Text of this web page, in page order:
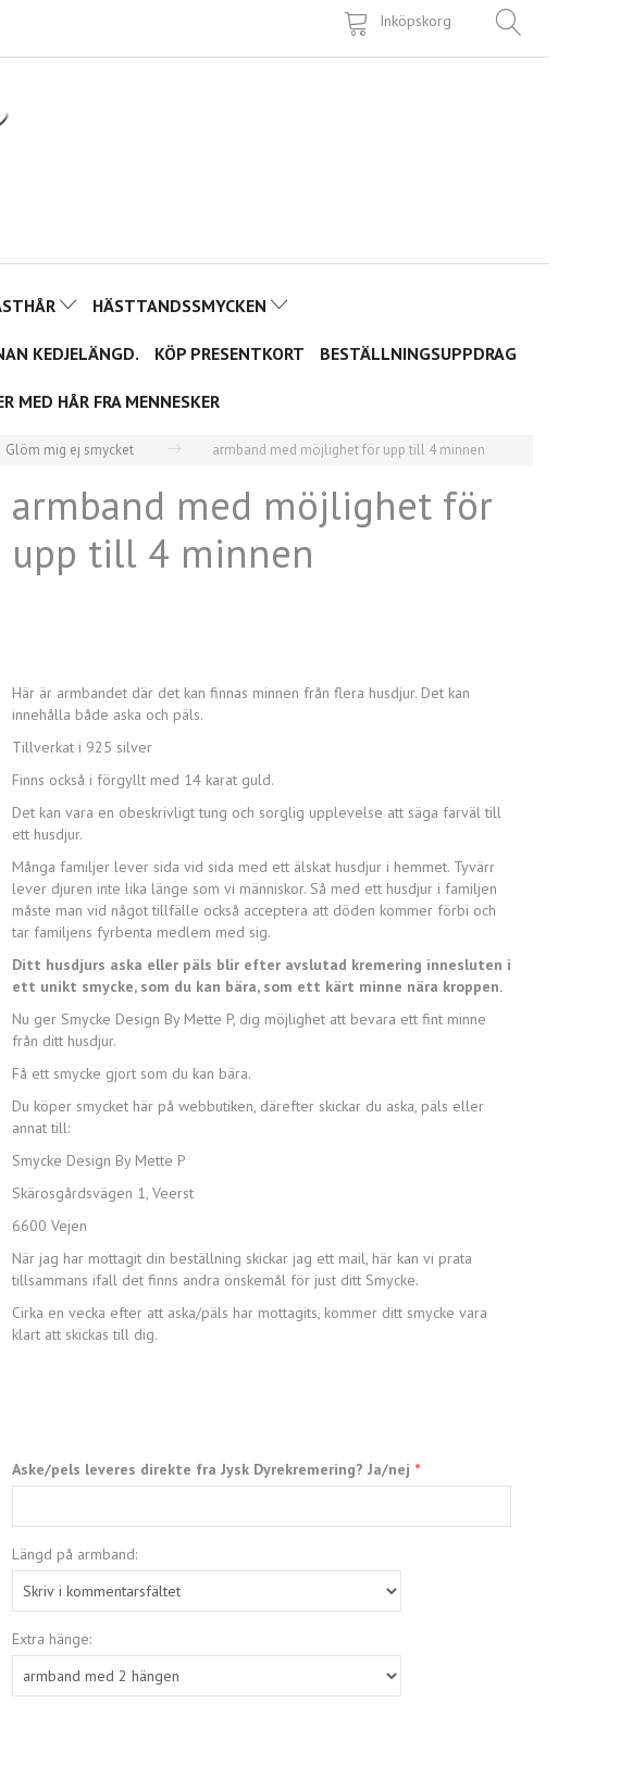
Inköpskorg
HÄSTTANDSSMYCKEN
KEDJELÄNGD. KÖP PRESENTKORT BESTÄLLNINGSUPPDRAG
MED HÅR FRA MENNESKER
Glöm mig ej smycket armband med möjlighet för upp till 4 minnen
armband med möjlighet för
upp till 4 minnen
Här är armbandet där det kan finnas minnen från flera husdjur. Det kan
innehålla både aska och päls.
Tillverkat i 925 silver
Finns också i förgyllt med 14 karat guld.
Det kan vara en obeskrivligt tung och sorglig upplevelse att säga farväl till
ett husdjur.
Många familjer lever sida vid sida med ett älskat husdjur i hemmet. Tyvärr
lever djuren inte lika länge som vi människor. Så med ett husdjur i familjen
måste man vid något tillfälle också acceptera att döden kommer förbi och
tar familjens fyrbenta medlem med sig.
Ditt husdjurs aska eller päls blir efter avslutad kremering innesluten i
ett unikt smycke, som du kan bära, som ett kärt minne nära kroppen.
Nu ger Smycke Design By Mette P, dig möjlighet att bevara ett fint minne
från ditt husdjur.
Få ett smycke gjort som du kan bära.
Du köper smycket här på webbutiken, därefter skickar du aska, päls eller
annat till:
Smycke Design By Mette P
Skärosgårdsvägen 1, Veerst
6600 Vejen
När jag har mottagit din beställning skickar jag ett mail, här kan vi prata
tillsammans ifall det finns andra önskemål för just ditt Smycke.
Cirka en vecka efter att aska/päls har mottagits, kommer ditt smycke vara
klart att skickas till dig.
Aske/pels leveres direkte fra Jysk Dyrekremering? Ja/nej
Längd på armband:
Extra hänge: